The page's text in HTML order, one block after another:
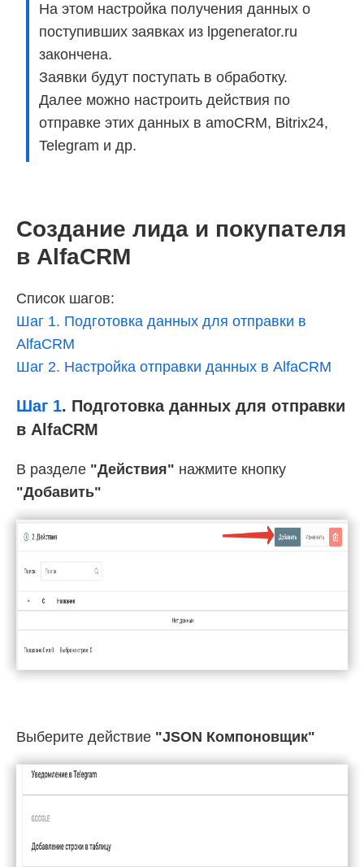
На этом настройка получения данных о
поступивших заявках из lpgenerator.ru
закончена.
Заявки будут поступать в обработку.
Далее можно настроить действия по
отправке этих данных в amoCRM, Bitrix24,
Telegram и др.
Создание лида и покупателя
в AlfaCRM
Список шагов:
Шаг 1. Подготовка данных для отправки в
AlfaCRM
Шаг 2. Настройка отправки данных в AlfaCRM
Шаг 1. Подготовка данных для отправки
в AlfaCRM
В разделе "Действия" нажмите кнопку
"Добавить"
Выберите действие "JSON Компоновщик"